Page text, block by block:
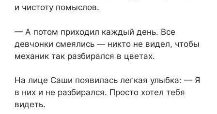
и чистоту помыслов.
— А потом приходил каждый день. Все
девчонки смеялись — никто не видел, чтобы
механик так разбирался в цветах.
На лице Саши появилась легкая улыбка: — Я
в них и не разбирался. Просто хотел тебя
видеть.